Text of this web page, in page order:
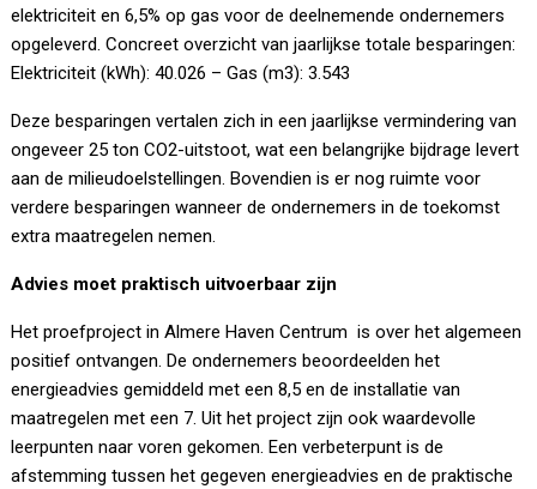
elektriciteit en 6,5% op gas voor de deelnemende ondernemers
opgeleverd. Concreet overzicht van jaarlijkse totale besparingen:
Elektriciteit (kWh): 40.026 – Gas (m3): 3.543
Deze besparingen vertalen zich in een jaarlijkse vermindering van
ongeveer 25 ton CO2-uitstoot, wat een belangrijke bijdrage levert
aan de milieudoelstellingen. Bovendien is er nog ruimte voor
verdere besparingen wanneer de ondernemers in de toekomst
extra maatregelen nemen.
Advies moet praktisch uitvoerbaar zijn
Het proefproject in Almere Haven Centrum is over het algemeen
positief ontvangen. De ondernemers beoordeelden het
energieadvies gemiddeld met een 8,5 en de installatie van
maatregelen met een 7. Uit het project zijn ook waardevolle
leerpunten naar voren gekomen. Een verbeterpunt is de
afstemming tussen het gegeven energieadvies en de praktische